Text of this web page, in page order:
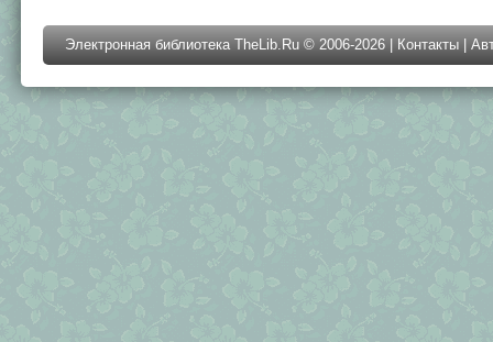
Электронная библиотека TheLib.Ru © 2006-2026 | Контакты |